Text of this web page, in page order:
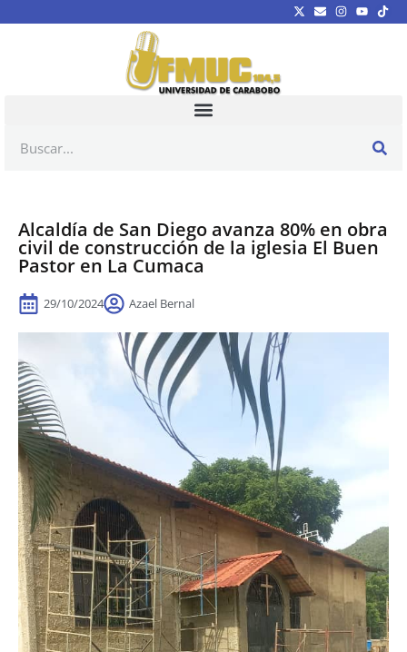
Alcaldía de San Diego avanza 80% en obra
civil de construcción de la iglesia El Buen
Pastor en La Cumaca
29/10/2024 Azael Bernal